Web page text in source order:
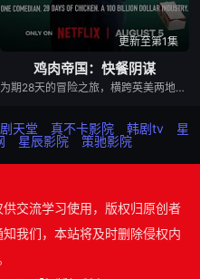
更新至第1集
鸡肉帝国：快餐阴谋
为期28天的冒险之旅，横跨英美两地，仅以炸鸡为食，探究人们对炸鸡的渴望以及产业背后的力量！
天堂 真不卡影院 韩剧tv
星
星辰影院 策驰影院
交流学习使用，版权归原创者
我们，本站将及时删除侵权内